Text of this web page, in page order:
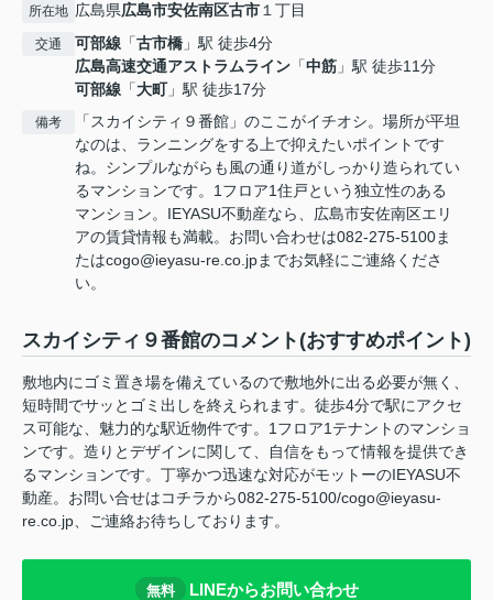
所在地 広島県広島市安佐南区古市 １丁目
交通 可部線 「古市橋 」駅 徒歩4分
広島高速交通アストラムライン 「中筋 」駅 徒歩11分
可部線 「大町」駅 徒歩17分
備考
「スカイシティ９番館」のここがイチオシ。場所が平坦
なのは、ランニングをする上で抑えたいポイントです
ね。シンプルながらも風の通り道がしっかり造られてい
るマンションです。1フロア1住戸という独立性のある
マンション。IEYASU不動産なら、広島市安佐南区エリ
アの賃貸情報も満載。お問い合わせは082-275-5100ま
たはcogo@ieyasu-re.co.jpまでお気軽にご連絡くださ
い。
スカイシティ９番館のコメント(おすすめポイント)
敷地内にゴミ置き場を備えているので敷地外に出る必要が無く、
短時間でサッとゴミ出しを終えられます。徒歩4分で駅にアクセ
ス可能な、魅力的な駅近物件です。1フロア1テナントのマンショ
ンです。造りとデザインに関して、自信をもって情報を提供でき
るマンションです。丁寧かつ迅速な対応がモットーのIEYASU不
動産。お問い合せはコチラから082-275-5100/cogo@ieyasu-
re.co.jp、ご連絡お待ちしております。
無料 LINEからお問い合わせ